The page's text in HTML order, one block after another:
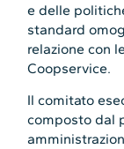
e delle
standard
relazione con
Coopservice.
Il comitato
composto dal